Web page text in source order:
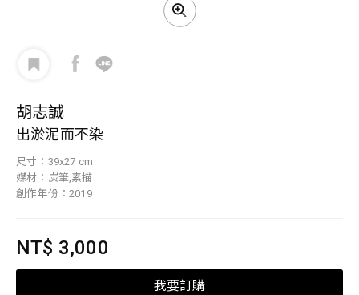
胡志誠
出淤泥而不染
尺寸：39x27 cm
媒材：炭筆,素描
創作年份：2019
NT$ 3,000
我要訂購